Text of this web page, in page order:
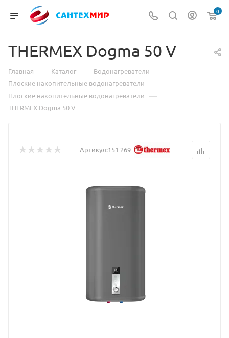
0
THERMEX Dogma 50 V
Главная — Каталог — Водонагреватели —
Плоские накопительные водонагреватели —
Плоские накопительные водонагреватели —
THERMEX Dogma 50 V
Артикул:151 269